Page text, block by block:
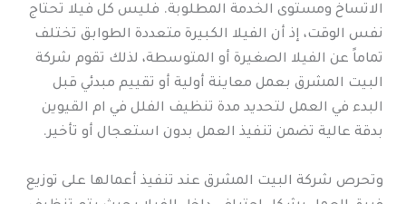
الاتساخ ومستوى الخدمة المطلوبة. فليس كل فيلا تحتاج
نفس الوقت، إذ أن الفيلا الكبيرة متعددة الطوابق تختلف
تماماً عن الفيلا الصغيرة أو المتوسطة، لذلك تقوم شركة
البيت المشرق بعمل معاينة أولية أو تقييم مبدئي قبل
البدء في العمل لتحديد مدة تنظيف الفلل في ام القيوين
بدقة عالية تضمن تنفيذ العمل بدون استعجال أو تأخير.
وتحرص شركة البيت المشرق عند تنفيذ أعمالها على توزيع